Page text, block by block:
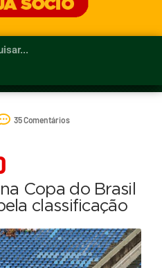
35 Comentários
Copa do Brasil
classificação